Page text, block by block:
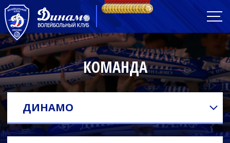
КОМАНДА
ДИНАМО